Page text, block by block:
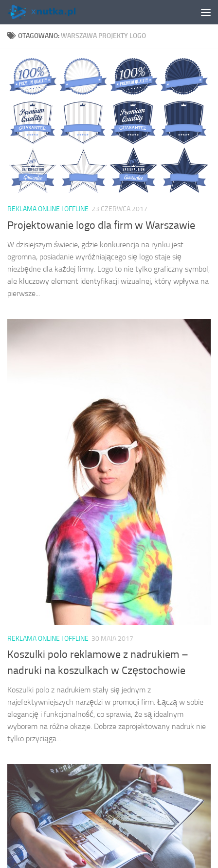
Skip to content
OTAGOWANO:WARSZAWA PROJEKTY LOGO
REKLAMA ONLINE I OFFLINE 23 CZERWCA 2017
Projektowanie logo dla firm w Warszawie
W dzisiejszym świecie, gdzie konkurencja na rynku jest
ogromna, posiadanie wyróżniającego się logo staje się
niezbędne dla każdej firmy. Logo to nie tylko graficzny symbol,
ale kluczowy element identyfikacji wizualnej, który wpływa na
pierwsze...
REKLAMA ONLINE I OFFLINE 30 MAJA 2017
Koszulki polo reklamowe z nadrukiem –
nadruki na koszulkach w Częstochowie
Koszulki polo z nadrukiem stały się jednym z
najefektywniejszych narzędzi w promocji firm. Łączą w sobie
elegancję i funkcjonalność, co sprawia, że są idealnym
wyborem na różne okazje. Dobrze zaprojektowany nadruk nie
tylko przyciąga...